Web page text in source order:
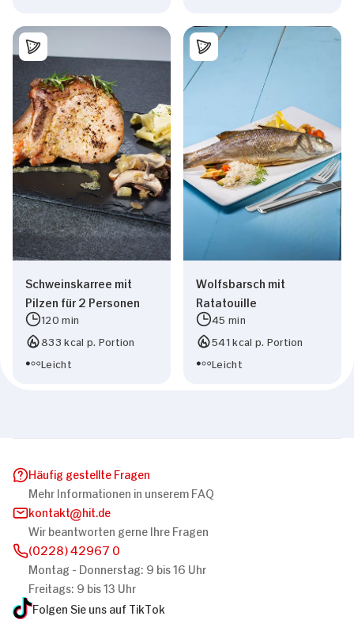
Schweinskarree mit
Pilzen für 2 Personen
120 min
833 kcal p. Portion
Leicht
Wolfsbarsch mit
Ratatouille
45 min
541 kcal p. Portion
Leicht
Häufig gestellte Fragen
Mehr Informationen in unserem FAQ
kontakt
hit.de
Wir beantworten gerne Ihre Fragen
(0228) 42967 0
Montag - Donnerstag: 9 bis 16 Uhr
Freitags: 9 bis 13 Uhr
Folgen Sie uns auf TikTok